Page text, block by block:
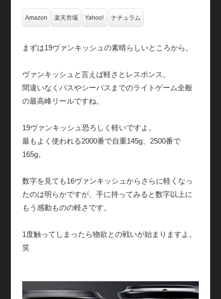
Amazon 楽天市場 Yahoo! ナチュラム
まずは19ヴァンキッシュの素晴らしいところから。
ヴァンキッシュと言えば軽さとレスポンス。
間違いなくバスやシーバスまでのライトゲーム全般
の最高峰リールですね。
19ヴァンキッシュ恐ろしく軽いですよ。
最もよく使われる2000番で自重145g、2500番で
165g。
数字を見ても16ヴァンキッシュからさらに軽くなっ
たのは明らかですが、手に持ってみると数字以上に
もう感動ものの軽さです。
1度触ってしまったら物欲との戦いが始まりますよ。
笑